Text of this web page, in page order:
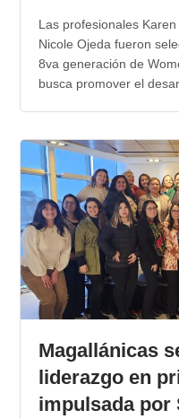
Las profesionales
Nicole Ojeda fueron
8va generación de
busca promover el
Magallánicas
liderazgo en
impulsada por